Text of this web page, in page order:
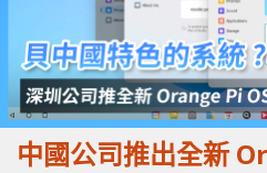
中國公司推出全新